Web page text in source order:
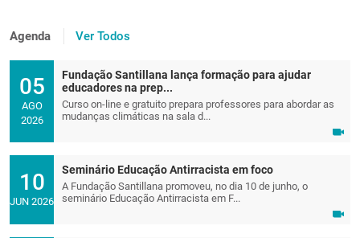
Agenda Ver Todos
05
AGO
2026
Fundação Santillana lança formação para ajudar
educadores na prep...
Curso on-line e gratuito prepara professores para abordar as
mudanças climáticas na sala d...
10
JUN 2026
Seminário Educação Antirracista em foco
A Fundação Santillana promoveu, no dia 10 de junho, o
seminário Educação Antirracista em F...